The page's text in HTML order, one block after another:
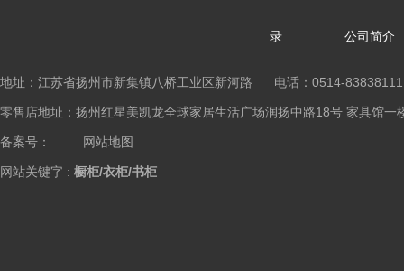
录 公司简介
地址：江苏省扬州市新集镇八桥工业区新河路 电话：0514-
零售店地址：扬州红星美凯龙全球家居生活广场润扬中路18号 家具
备案号： 网站地图
网站关键字 : 橱柜/衣柜/书柜